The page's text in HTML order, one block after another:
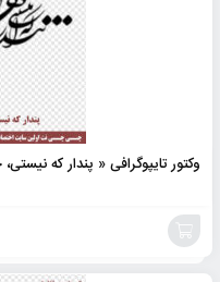
وکتور تایپوگرافی « پندار که